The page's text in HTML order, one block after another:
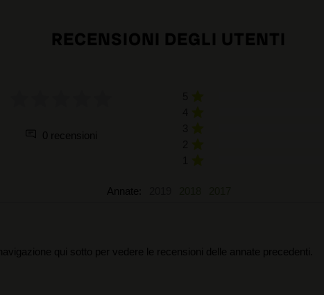
RECENSIONI DEGLI UTENTI
0 recensioni
Annate:
qui sotto per vedere le recensioni delle annate precedenti.